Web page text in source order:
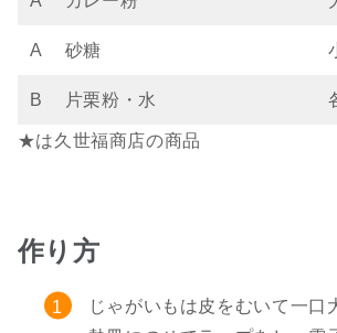
A 砂糖
B 片栗粉・水
★は久世福商店の商品
作り方
じゃがいもは皮をむいて一口